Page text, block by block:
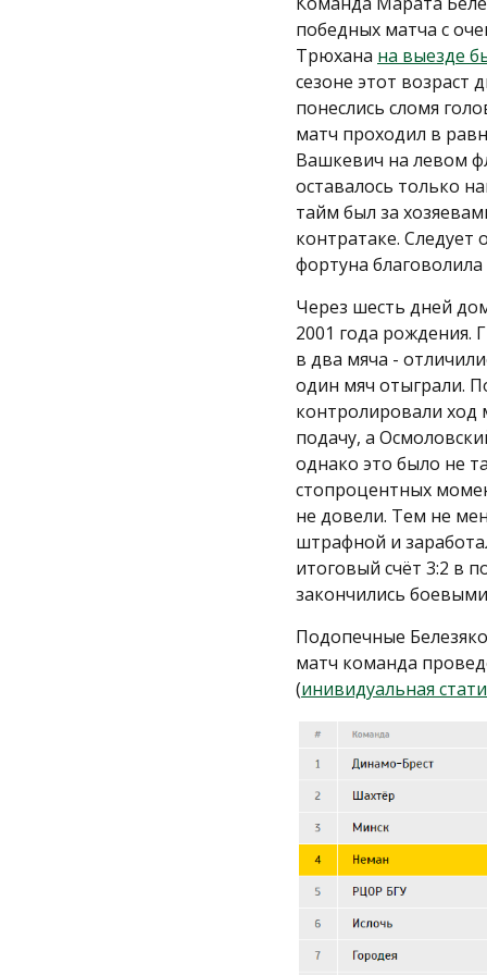
победных матча с
Трюхана на выезде
сезоне этот возраст
понеслись сломя
матч проходил в
Вашкевич на левом
оставалось только
тайм был за
контратаке.
фортуна
Через шесть дней
2001 года рождения.
в два мяча -
один мяч отыграли.
контролировали ход
подачу, а
однако это было не
стопроцентных
не довели. Тем не
штрафной и
итоговый счёт 3:2 в
закончились
Подопечные
матч команда
(инивидуальная